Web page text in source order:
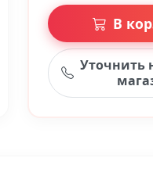
В
Уточнить